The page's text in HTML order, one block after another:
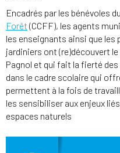
Encadrés par les bénévoles du
Forêt (CCFF), les agents
les enseignants ainsi que les
jardiniers ont (re)découvert
Pagnol et qui fait la fierté
dans le cadre scolaire qui
permettent à la fois de
les sensibiliser aux enjeux
espaces naturels